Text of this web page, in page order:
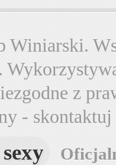
Winiarski.
z
-